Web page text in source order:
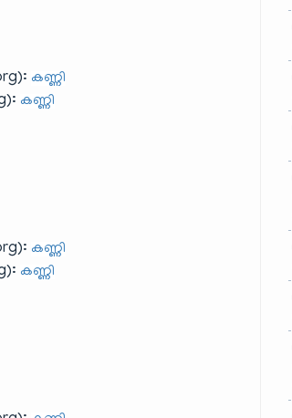
കണ്ണി
കണ്ണി
കണ്ണി
കണ്ണി